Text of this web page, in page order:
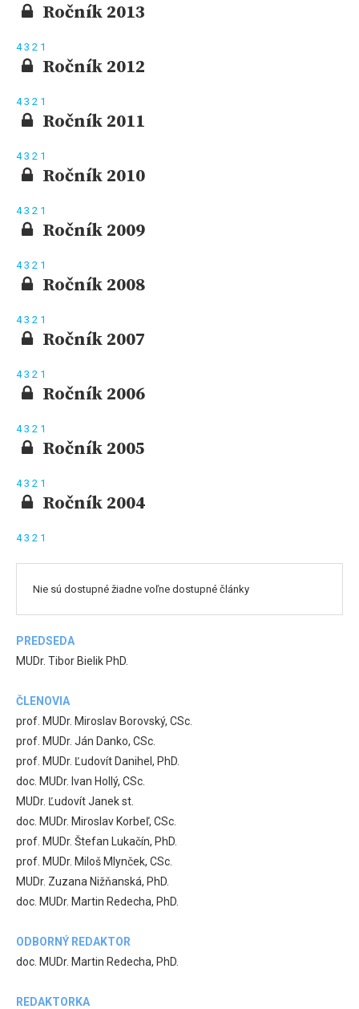
Ročník 2013
43 2 1
Ročník 2012
43 2 1
Ročník 2011
43 2 1
Ročník 2010
43 2 1
Ročník 2009
43 2 1
Ročník 2008
43 2 1
Ročník 2007
43 2 1
Ročník 2006
43 2 1
Ročník 2005
43 2 1
Ročník 2004
43 2 1
Nie sú dostupné žiadne voľne dostupné články
PREDSEDA
MUDr. Tibor Bielik PhD.
ČLENOVIA
prof. MUDr. Miroslav Borovský, CSc.
prof. MUDr. Ján Danko, CSc.
prof. MUDr. Ľudovít Danihel, PhD.
doc. MUDr. Ivan Hollý, CSc.
MUDr. Ľudovít Janek st.
doc. MUDr. Miroslav Korbeľ, CSc.
prof. MUDr. Štefan Lukačín, PhD.
prof. MUDr. Miloš Mlynček, CSc.
MUDr. Zuzana Nižňanská, PhD.
doc. MUDr. Martin Redecha, PhD.
ODBORNÝ REDAKTOR
doc. MUDr. Martin Redecha, PhD.
REDAKTORKA